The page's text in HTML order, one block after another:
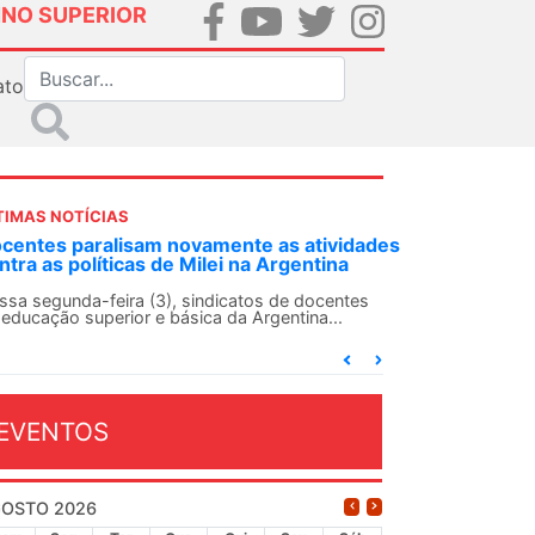
SUPERIOR
NOTÍCIAS
SN convoca docentes para Dia de
Internacionalista com Cuba em
de agosto
SN conclama suas seções sindicais e o